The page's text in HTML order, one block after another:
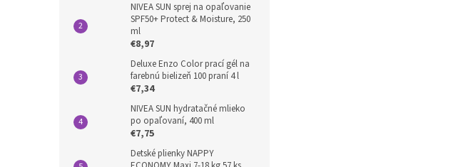
NIVEA SUN sprej na opaľovanie
SPF50+ Protect & Moisture, 250
ml
€8,97
Deluxe Enzo Color prací gél na
farebnú bielizeň 100 praní 4 l
€7,34
NIVEA SUN hydratačné mlieko
po opaľovaní, 400 ml
€7,75
Detské plienky NAPPY